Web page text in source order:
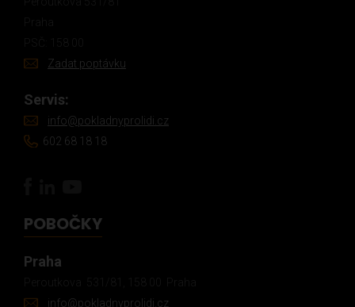
Zadat poptávku
Servis:
info@pokladnyprolidi.cz
602 68 18 18
POBOČKY
Praha
info@pokladnyprolidi.cz